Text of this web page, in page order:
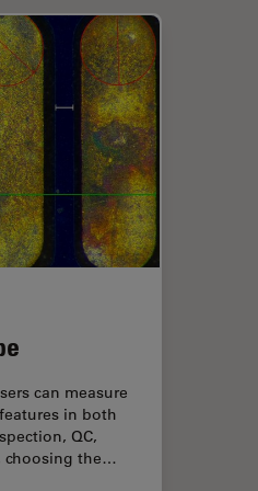
can measure
in both
QC,
choosing the…